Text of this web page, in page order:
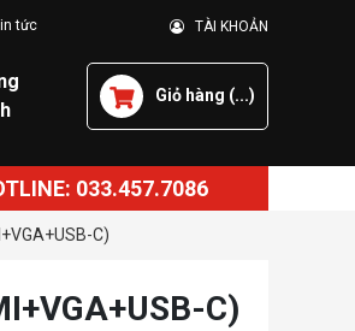
tức TÀI KHOẢN
Giỏ hàng (...)
033.457.7086
C)
C)